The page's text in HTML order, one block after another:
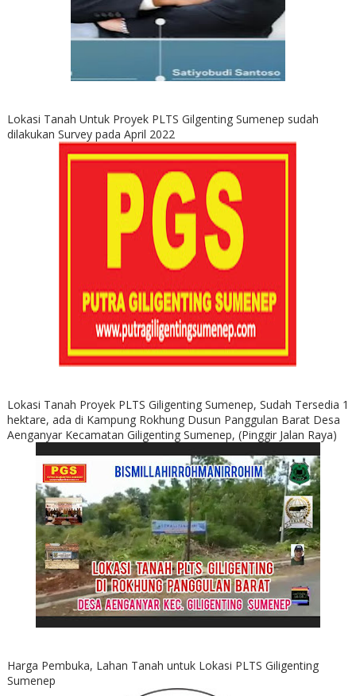
Lokasi Tanah Untuk Proyek PLTS Gilgenting Sumenep sudah
dilakukan Survey pada April 2022
Lokasi Tanah Proyek PLTS Giligenting Sumenep, Sudah Tersedia 1
hektare, ada di Kampung Rokhung Dusun Panggulan Barat Desa
Aenganyar Kecamatan Giligenting Sumenep, (Pinggir Jalan Raya)
Harga Pembuka, Lahan Tanah untuk Lokasi PLTS Giligenting
Sumenep